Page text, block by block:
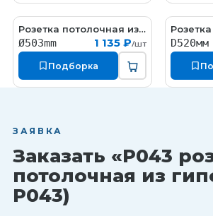
RW041Розетка потолочная из гипса гипсовая с орнаментом
Ø503mm 1 135 ₽/шт
Подборка
D520мм
ЗАЯВКА
Заказать «P043
потолочная из
P043)